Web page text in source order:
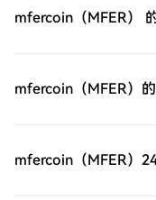
币。第四步：交易
的现货市场轻松交易
的交易者提供了友好的
项目包含在2021年11月
易。该项目体现了大多
NFT项目而闻名，
mfercoin（MFER）
mfercoin（MFER）
mfercoin（MFER）